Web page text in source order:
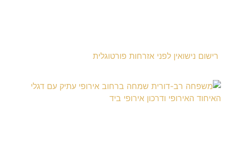
רישום נישואין לפני אזרחות פורטוגלית